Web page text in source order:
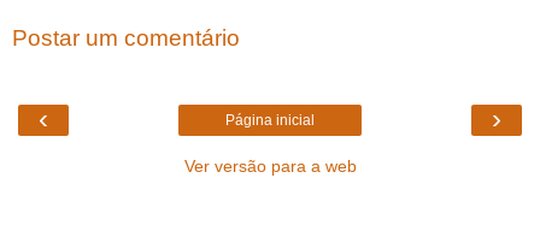
Postar um comentário
‹ ›
Página inicial
Ver versão para a web